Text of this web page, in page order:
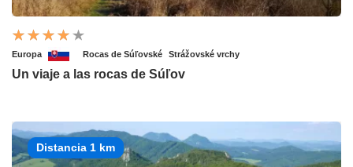
Europa Rocas de Súľovské Strážovské vrchy
Un viaje a las rocas de Súľov
Distancia 1 km